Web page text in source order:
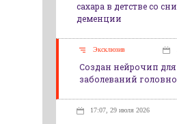
сахара в детстве со
деменции
Эксклюзив
Создан нейрочип для
заболеваний
17:07, 29 июля 2026